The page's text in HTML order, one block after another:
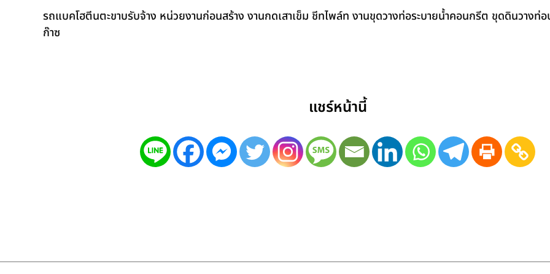
รถแบคโฮตีนตะขาบรับจ้าง หน่วยงานก่อนสร้าง งานกดเสาเข็ม ชีทไพล์ท งานขุดวางท่อระบายน้ำคอนกรีต ขุดดินวางท่อ
ก๊าซ
แชร์หน้านี้